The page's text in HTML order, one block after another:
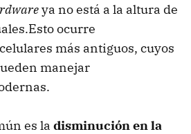
ya no está a la altura de
ocurre
más antiguos, cuyos
manejar
es la disminución en la